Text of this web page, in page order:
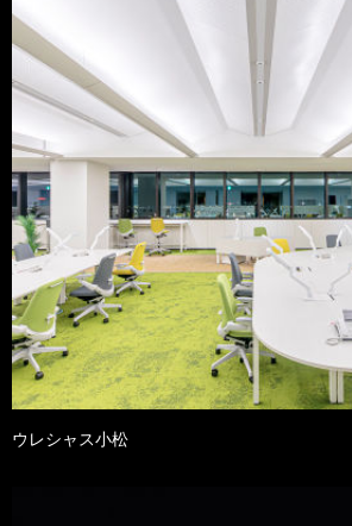
ウレシャス小松